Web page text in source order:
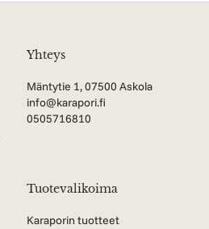
Yhteys
Mäntytie 1, 07500 Askola
info@karapori.fi
0505716810
Tuotevalikoima
Karaporin tuotteet